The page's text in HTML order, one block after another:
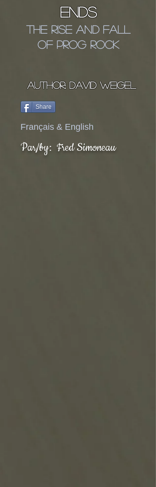
ends
The Rise and Fall
of Prog Rock
AUTHOR: David weigel
Share
Français & English
Par/by: Fred Simoneau